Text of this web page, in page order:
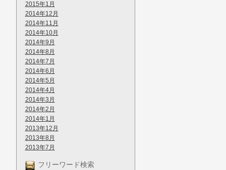
2015年1月
2014年12月
2014年11月
2014年10月
2014年9月
2014年8月
2014年7月
2014年6月
2014年5月
2014年4月
2014年3月
2014年2月
2014年1月
2013年12月
2013年8月
2013年7月
フリーワード検索